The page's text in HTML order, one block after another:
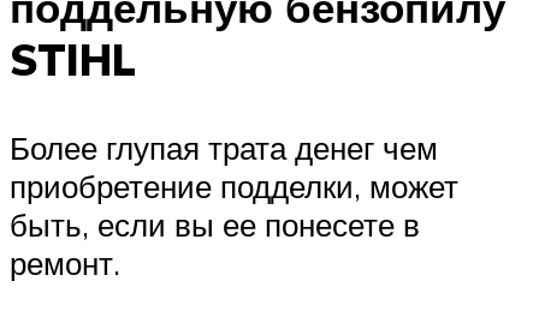
STIHL
Более глупая трата денег чем
приобретение подделки, может
быть, если вы ее понесете в
ремонт.